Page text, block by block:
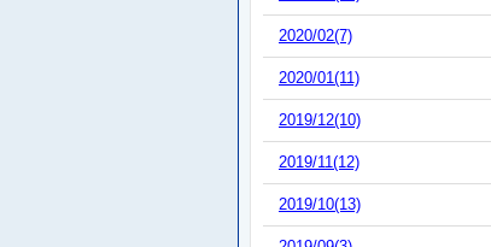
2020/02(7)
2020/01(11)
2019/12(10)
2019/11(12)
2019/10(13)